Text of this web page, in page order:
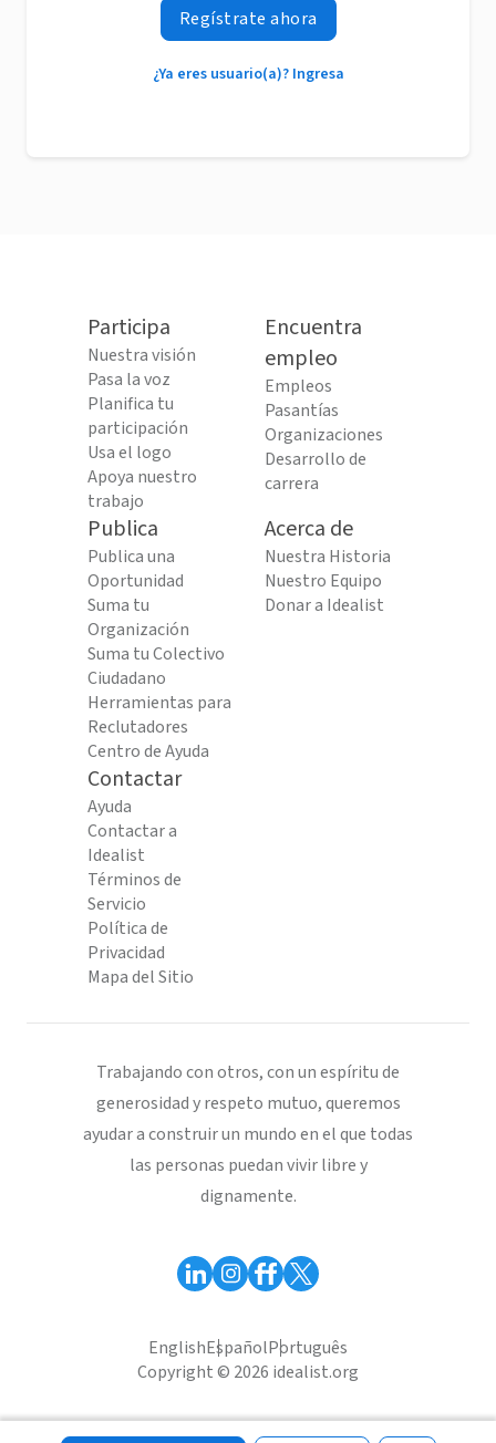
Regístrate ahora
¿Ya eres usuario(a)? Ingresa
Participa
Nuestra visión
Pasa la voz
Planifica tu
participación
Usa el logo
Apoya nuestro
trabajo
Encuentra
empleo
Empleos
Pasantías
Organizaciones
Desarrollo de
carrera
Publica
Publica una
Oportunidad
Suma tu
Organización
Suma tu Colectivo
Ciudadano
Herramientas para
Reclutadores
Centro de Ayuda
Acerca de
Nuestra Historia
Nuestro Equipo
Donar a Idealist
Contactar
Ayuda
Contactar a
Idealist
Términos de
Servicio
Política de
Privacidad
Mapa del Sitio
Trabajando con otros, con un espíritu de
generosidad y respeto mutuo, queremos
ayudar a construir un mundo en el que todas
las personas puedan vivir libre y
dignamente.
EnglishEspañolPortuguês
Copyright © 2026 idealist.org